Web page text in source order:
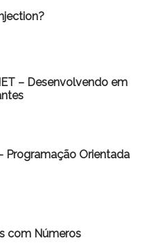
– Desenvolvendo em
Programação Orientada
com Números